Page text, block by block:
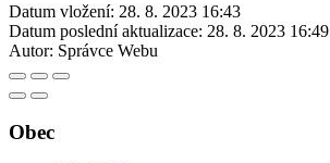
Datum vložení: 28. 8. 2023 16:43
Datum poslední aktualizace: 28. 8. 2023 16:49
Autor: Správce Webu
Obec